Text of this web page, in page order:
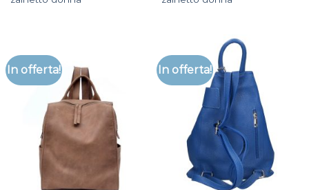
In offerta! In offerta!